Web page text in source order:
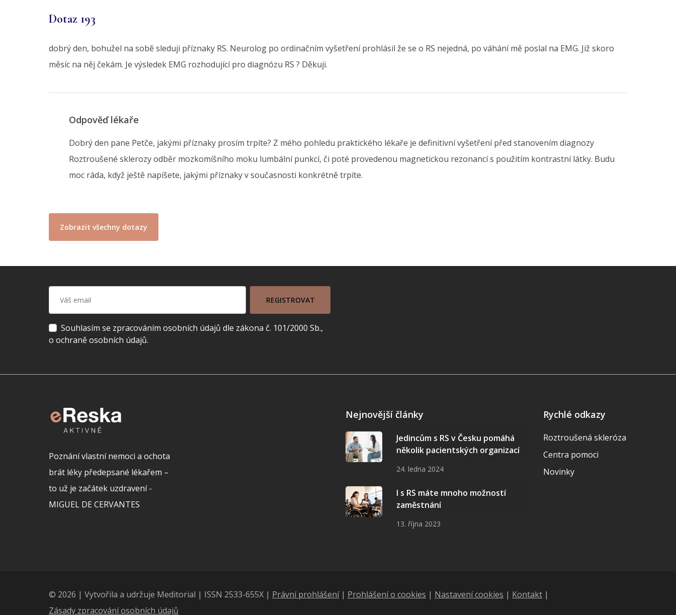
Dotaz 193
dobrý den, bohužel na sobě sleduji příznaky RS. Neurolog po ordinačním vyšetření prohlásil že se o RS nejedná, po váhání mě poslal na EMG. Již skoro
měsíc na něj čekám. Je výsledek EMG rozhodující pro diagnózu RS ? Děkuji.
Odpověď lékaře
Dobrý den pane Petče, jakými příznaky prosím trpíte? Z mého pohledu praktického lékaře je definitivní vyšetření před stanovením diagnozy
Roztroušené sklerozy odběr mozkomíšního moku lumbální punkcí, či poté provedenou magnetickou rezonancí s použitím kontrastní látky. Budu
moc ráda, když ještě napíšete, jakými příznaky v současnosti konkrétně trpíte.
Zobrazit všechny dotazy
REGISTROVAT
Souhlasím se zpracováním osobních údajů dle zákona č. 101/2000 Sb.,
o ochraně osobních údajů.
Poznání vlastní nemoci a ochota
brát léky předepsané lékařem –
to už je začátek uzdravení -
MIGUEL DE CERVANTES
Nejnovější články
Jedincům s RS v Česku pomáhá
několik pacientských organizací
24. ledna 2024
I s RS máte mnoho možností
zaměstnání
13. října 2023
Rychlé odkazy
Roztroušená skleróza
Centra pomoci
Novinky
© 2026 | Vytvořila a udržuje Meditorial | ISSN 2533-655X | Právní prohlášení| Prohlášení o cookies | Nastavení cookies | Kontakt |
Zásady zpracování osobních údajů